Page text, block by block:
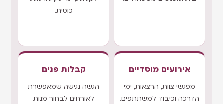
כוסית.
אירועים מוסדיים
מפגשי צוות, הרצאות, ימי
הדרכה וכיבוד למשתתפים.
קבלות פנים
הגשה נגישה שמאפשרת
לאורחים לבחור מנות